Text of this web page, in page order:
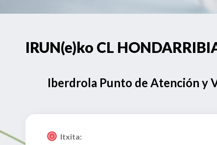
IRUN(e)ko CL
Iberdrola Punto de Atención y
Itxita: